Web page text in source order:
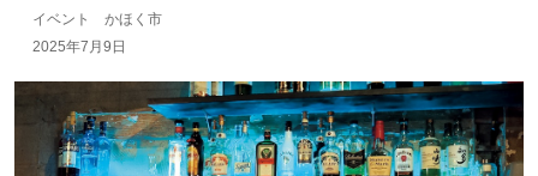
イベント かほく市
2025年7月9日